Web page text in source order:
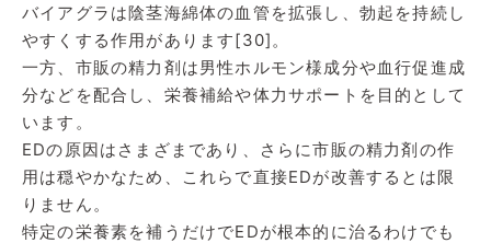
バイアグラは陰茎海綿体の血管を拡張し、勃起を持続し
やすくする作用があります[30]。
一方、市販の精力剤は男性ホルモン様成分や血行促進成
分などを配合し、栄養補給や体力サポートを目的として
います。
EDの原因はさまざまであり、さらに市販の精力剤の作
用は穏やかなため、これらで直接EDが改善するとは限
りません。
特定の栄養素を補うだけでEDが根本的に治るわけでも